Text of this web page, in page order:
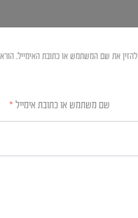
את שם המשתמש או כתובת האימייל.
שם משתמש או כתובת אימייל *חובה